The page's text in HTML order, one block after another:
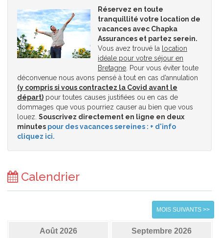
Réservez en toute
tranquillité votre location de
vacances avec Chapka
Assurances et partez serein.
Vous avez trouvé la
location
idéale pour votre séjour en
Bretagne . Pour vous éviter toute
déconvenue nous avons pensé à tout en cas d’annulation
(y compris si vous contractez la Covid avant le
départ) pour toutes causes justifiées ou en cas de
dommages que vous pourriez causer au bien que vous
louez. Souscrivez directement en ligne en deux
minutes pour des vacances sereines : + d'info
cliquez ici.
Calendrier
MOIS SUIVANTS >>
Août 2026 Septembre 2026